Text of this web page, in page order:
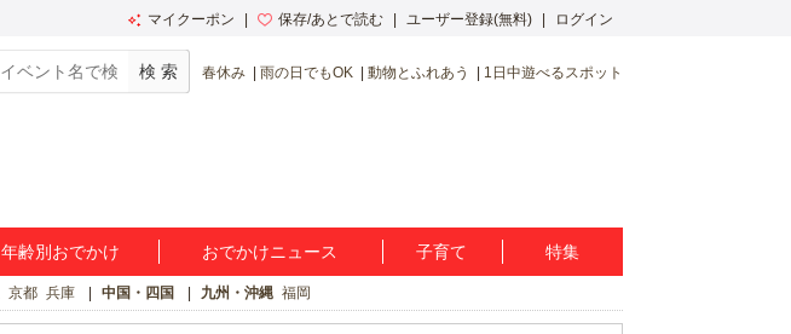
マイクーポン 保存/あとで読む ユーザー登録(無料) ログイン
春休み 雨の日でもOK 動物とふれあう 1日中遊べるスポット
年齢別おでかけ おでかけニュース 子育て 特集
京都 兵庫 中国・四国 九州・沖縄 福岡